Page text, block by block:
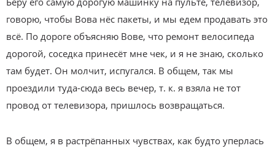
говорю, чтобы Вова нёс пакеты, и мы едем продавать это
всё. По дороге объясняю Вове, что ремонт велосипеда
дорогой, соседка принесёт мне чек, и я не знаю, сколько
там будет. Он молчит, испугался. В общем, так мы
проездили туда-сюда весь вечер, т. к. я взяла не тот
провод от телевизора, пришлось возвращаться.
В общем, я в растрёпанных чувствах, как будто уперлась